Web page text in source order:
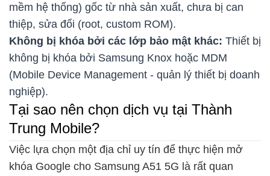
mềm hệ thống) gốc từ nhà sản xuất, chưa bị can
thiệp, sửa đổi (root, custom ROM).
Không bị khóa bởi các lớp bảo mật khác: Thiết bị
không bị khóa bởi Samsung Knox hoặc MDM
(Mobile Device Management - quản lý thiết bị doanh
nghiệp).
Tại sao nên chọn dịch vụ tại Thành
Trung Mobile?
Việc lựa chọn một địa chỉ uy tín để thực hiện mở
khóa Google cho Samsung A51 5G là rất quan